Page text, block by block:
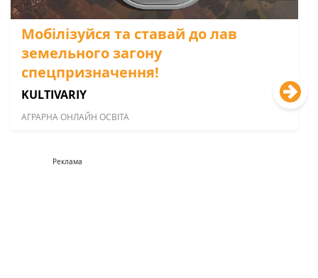
Мобілізуйся та ставай до лав
земельного загону
спецпризначення!
KULTIVARIY
АГРАРНА ОНЛАЙН ОСВІТА
Реклама